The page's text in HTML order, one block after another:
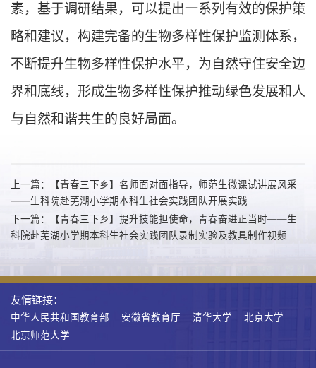
素，基于调研结果，可以提出一系列有效的保护策
略和建议，构建完备的生物多样性保护监测体系，
不断提升生物多样性保护水平，为自然守住安全边
界和底线，形成生物多样性保护推动绿色发展和人
与自然和谐共生的良好局面。
上一篇：【青春三下乡】名师面对面指导，师范生微课试讲展风采
——生科院赴芜湖小学期本科生社会实践团队开展实践
下一篇：【青春三下乡】提升技能担使命，青春奋进正当时——生
科院赴芜湖小学期本科生社会实践团队录制实验及教具制作视频
友情链接：
中华人民共和国教育部 安徽省教育厅 清华大学
北京大学
北京师范大学